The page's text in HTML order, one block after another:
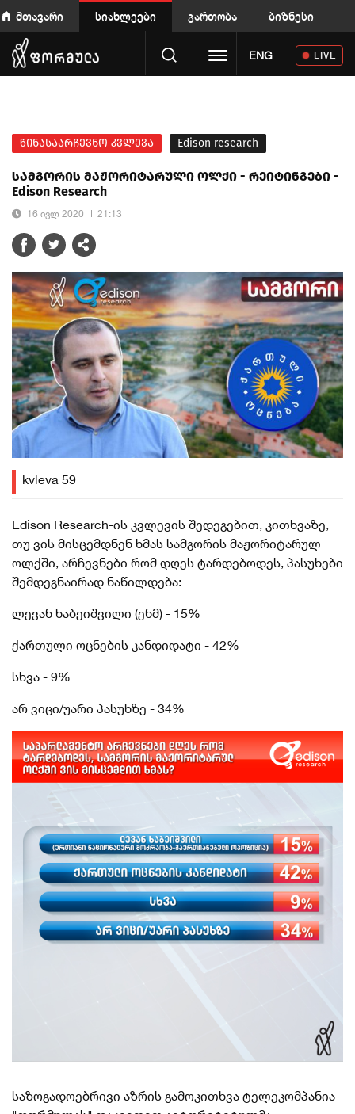
მთავარი სიახლეები გართობა ბიზნესი
Toggle navigation
ENG LIVE
წინასაარჩევნო კვლევა Edison research
სამგორის მაჟორიტარული ოლქი - რეიტინგები -
Edison Research
16 ივლ 2020 21:13
kvleva 59
Edison Research-ის კვლევის შედეგებით, კითხვაზე,
თუ ვის მისცემდნენ ხმას სამგორის მაჟორიტარულ
ოლქში, არჩევნები რომ დღეს ტარდებოდეს, პასუხები
შემდეგნაირად ნაწილდება:
ლევან ხაბეიშვილი (ენმ) - 15%
ქართული ოცნების კანდიდატი - 42%
სხვა - 9%
არ ვიცი/უარი პასუხზე - 34%
საზოგადოებრივი აზრის გამოკითხვა ტელეკომპანია